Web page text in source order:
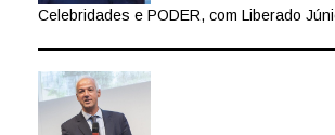
Celebridades e PODER, com Liberado